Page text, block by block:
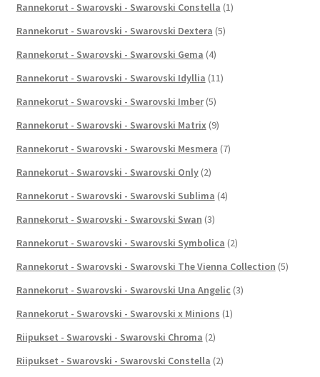
Rannekorut - Swarovski - Swarovski Constella (1)
Rannekorut - Swarovski - Swarovski Dextera (5)
Rannekorut - Swarovski - Swarovski Gema (4)
Rannekorut - Swarovski - Swarovski Idyllia (11)
Rannekorut - Swarovski - Swarovski Imber (5)
Rannekorut - Swarovski - Swarovski Matrix (9)
Rannekorut - Swarovski - Swarovski Mesmera (7)
Rannekorut - Swarovski - Swarovski Only (2)
Rannekorut - Swarovski - Swarovski Sublima (4)
Rannekorut - Swarovski - Swarovski Swan (3)
Rannekorut - Swarovski - Swarovski Symbolica (2)
Rannekorut - Swarovski - Swarovski The Vienna Collection (5)
Rannekorut - Swarovski - Swarovski Una Angelic (3)
Rannekorut - Swarovski - Swarovski x Minions (1)
Riipukset - Swarovski - Swarovski Chroma (2)
Riipukset - Swarovski - Swarovski Constella (2)